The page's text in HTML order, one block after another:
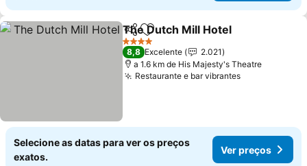
PartilharAdicionar aos favoritos
The Dutch Mill Hotel
4 Estrelas
8,8 Excelente
2.021
a 1.6 km de His Majesty's Theatre
Restaurante e bar vibrantesVer preços
Selecione as datas para ver os preços
exatos.
Ver preços